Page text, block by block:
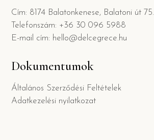
Cím: 8174 Balatonkenese, Balatoni út 75.
Telefonszám: +36 30 096 5988
E-mail cím: hello@delcegrece.hu
Dokumentumok
Általános Szerződési Feltételek
Adatkezelési nyilatkozat